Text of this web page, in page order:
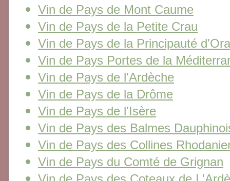
Vin de Pays de Mont Caume
Vin de Pays de la Petite Crau
Vin de Pays de la Principauté
Vin de Pays Portes de la
Vin de Pays de l'Ardèche
Vin de Pays de la Drôme
Vin de Pays de l'Isère
Vin de Pays des Balmes
Vin de Pays des Collines
Vin de Pays du Comté de Grignan